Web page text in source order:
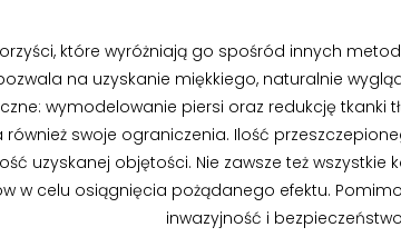
które wyróżniają go spośród innych
na uzyskanie miękkiego, naturalnie
wymodelowanie piersi oraz redukcję tkanki
swoje ograniczenia. Ilość
uzyskanej objętości. Nie zawsze też
w celu osiągnięcia pożądanego efektu.
inwazyjność i